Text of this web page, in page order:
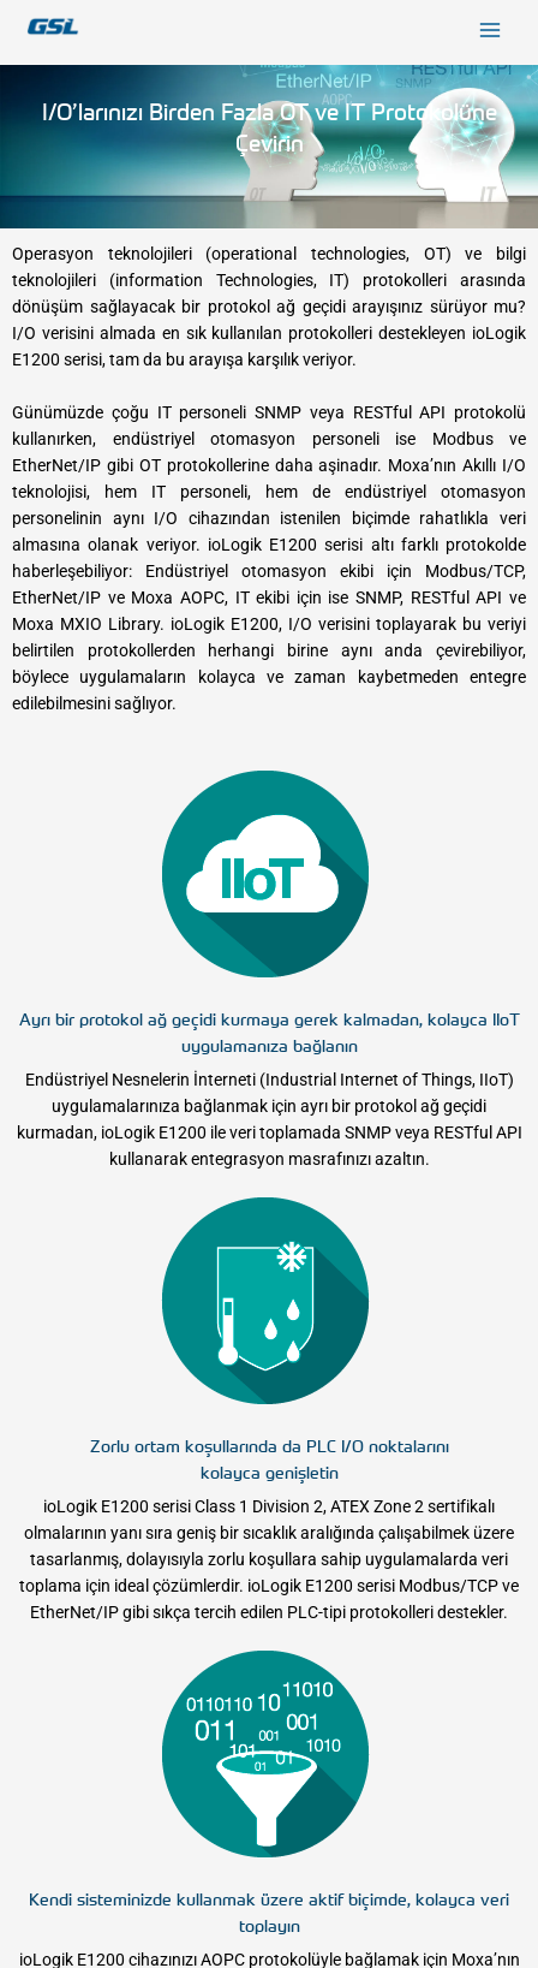
I/O’larınızı Birden Fazla ​ ​OT ve IT Protokolüne
Çevirin
Operasyon teknolojileri (operational technologies, OT) ve bilgi
teknolojileri (information Technologies, IT) protokolleri arasında
dönüşüm sağlayacak bir protokol ağ geçidi arayışınız sürüyor mu?
I/O verisini almada en sık kullanılan protokolleri destekleyen ioLogik
E1200 serisi, tam da bu arayışa karşılık veriyor.
​Günümüzde çoğu IT personeli SNMP veya RESTful API protokolü
kullanırken, endüstriyel otomasyon personeli ise Modbus ve
EtherNet/IP gibi OT protokollerine daha aşinadır. Moxa’nın Akıllı I/O
teknolojisi, hem IT personeli, hem de endüstriyel otomasyon
personelinin aynı I/O cihazından istenilen biçimde rahatlıkla veri
almasına olanak veriyor. ioLogik E1200 serisi altı farklı protokolde
haberleşebiliyor: Endüstriyel otomasyon ekibi için Modbus/TCP,
EtherNet/IP ve Moxa AOPC, IT ekibi için ise SNMP, RESTful API ve
Moxa MXIO Library. ioLogik E1200, I/O verisini toplayarak bu veriyi
belirtilen protokollerden herhangi birine aynı anda çevirebiliyor,
böylece uygulamaların kolayca ve zaman kaybetmeden entegre
edilebilmesini sağlıyor.
Ayrı bir protokol ağ geçidi kurmaya gerek kalmadan, kolayca IIoT
uygulamanıza bağlanın
Endüstriyel Nesnelerin İnterneti (Industrial Internet of Things, IIoT)
uygulamalarınıza bağlanmak için ayrı bir protokol ağ geçidi
kurmadan, ioLogik E1200 ile veri toplamada SNMP veya RESTful API
kullanarak entegrasyon masrafınızı azaltın.
Zorlu ortam koşullarında da PLC I/O noktalarını
kolayca genişletin
ioLogik E1200 serisi Class 1 Division 2, ATEX Zone 2 sertifikalı
olmalarının yanı sıra geniş bir sıcaklık aralığında çalışabilmek üzere
tasarlanmış, dolayısıyla zorlu koşullara sahip uygulamalarda veri
toplama için ideal çözümlerdir. ioLogik E1200 serisi Modbus/TCP ve
EtherNet/IP gibi sıkça tercih edilen PLC-tipi protokolleri destekler.
Kendi sisteminizde kullanmak üzere aktif biçimde, kolayca veri
toplayın
ioLogik E1200 cihazınızı AOPC protokolüyle bağlamak için Moxa’nın